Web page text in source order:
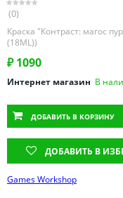
Свердловская область
Смоленская область
Ставропольский край
Тамбовская область
Татарстан
Тверская область
Тюменская область
Удмуртия
(0)
Краска "Контраст: магос
(18ML))
₽ 1090
Интернет магазин В
ДОБАВИТЬ В КОРЗИНУ
ДОБАВИТЬ В
Games Workshop